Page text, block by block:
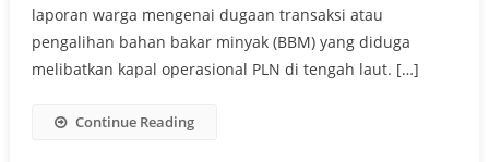
laporan warga mengenai dugaan transaksi atau
pengalihan bahan bakar minyak (BBM) yang diduga
melibatkan kapal operasional PLN di tengah laut. […]
Continue Reading